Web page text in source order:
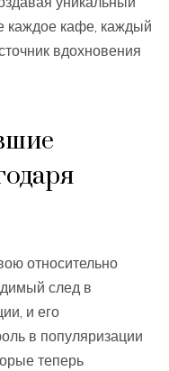
каждое кафе, каждый
вдохновения
относительно
след в
и его
в популяризации
теперь